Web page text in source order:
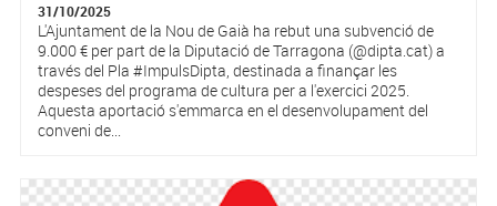
31/10/2025
L'Ajuntament de la Nou de Gaià ha rebut una subvenció de
9.000 € per part de la Diputació de Tarragona (@dipta.cat) a
través del Pla #ImpulsDipta, destinada a finançar les
despeses del programa de cultura per a l'exercici 2025.
Aquesta aportació s'emmarca en el desenvolupament del
conveni de...